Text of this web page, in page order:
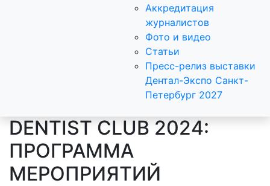
Аккредитация
журналистов
Фото и видео
Статьи
Пресс-релиз выставки
Дентал-Экспо Санкт-
Петербург 2027
DENTIST CLUB 2024:
ПРОГРАММА
МЕРОПРИЯТИЙ